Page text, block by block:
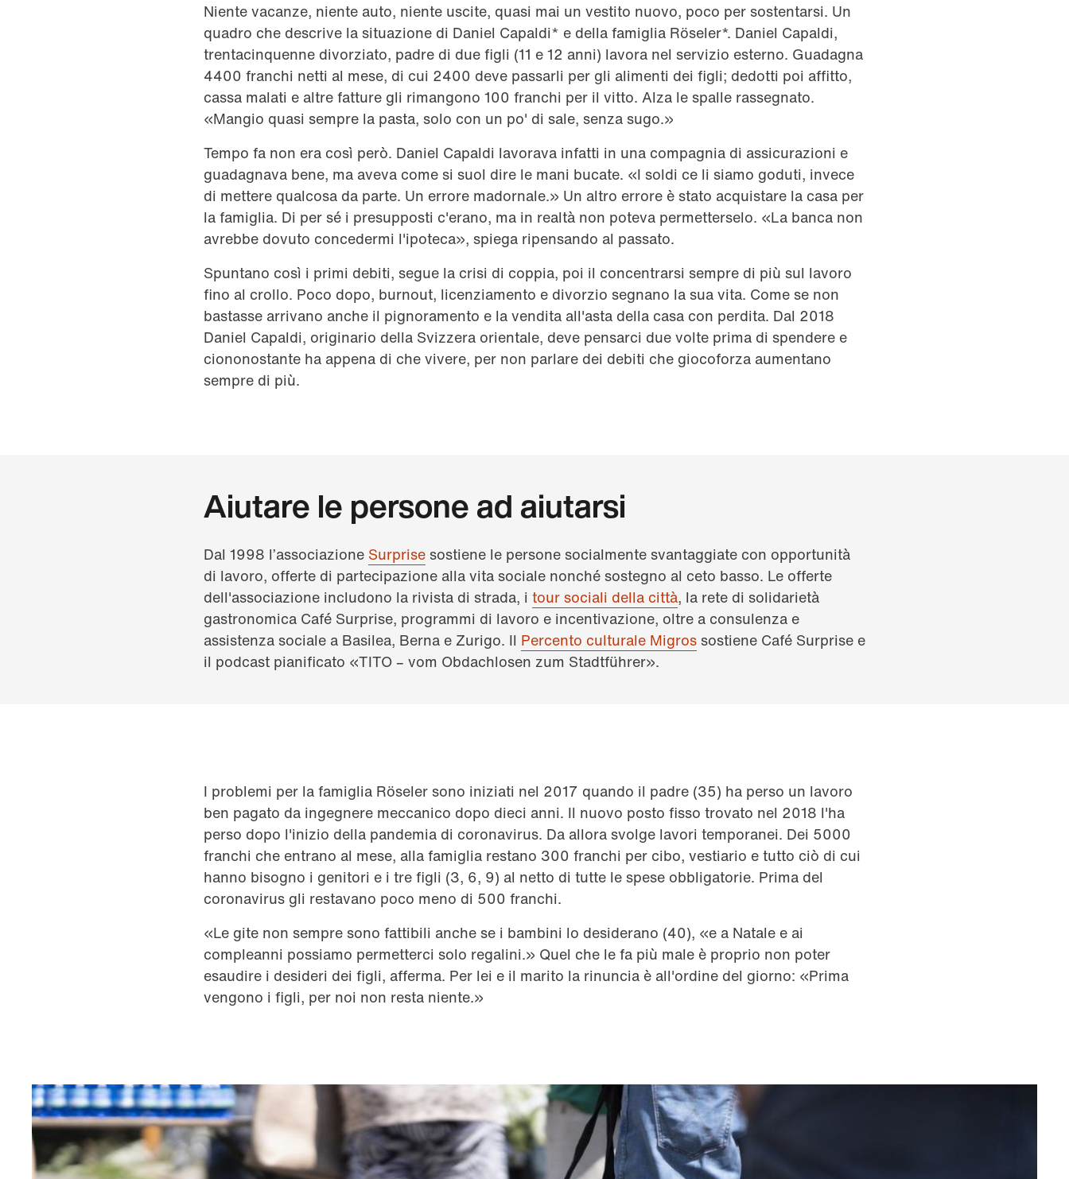
Niente vacanze, niente auto, niente uscite, quasi mai un vestito nuovo, poco per sostentarsi. Un
quadro che descrive la situazione di Daniel Capaldi* e della famiglia Röseler*. Daniel Capaldi,
trentacinquenne divorziato, padre di due figli (11 e 12 anni) lavora nel servizio esterno. Guadagna
4400 franchi netti al mese, di cui 2400 deve passarli per gli alimenti dei figli; dedotti poi affitto,
cassa malati e altre fatture gli rimangono 100 franchi per il vitto. Alza le spalle rassegnato.
«Mangio quasi sempre la pasta, solo con un po' di sale, senza sugo.»
Tempo fa non era così però. Daniel Capaldi lavorava infatti in una compagnia di assicurazioni e
guadagnava bene, ma aveva come si suol dire le mani bucate. «I soldi ce li siamo goduti, invece
di mettere qualcosa da parte. Un errore madornale.» Un altro errore è stato acquistare la casa per
la famiglia. Di per sé i presupposti c'erano, ma in realtà non poteva permetterselo. «La banca non
avrebbe dovuto concedermi l'ipoteca», spiega ripensando al passato.
Spuntano così i primi debiti, segue la crisi di coppia, poi il concentrarsi sempre di più sul lavoro
fino al crollo. Poco dopo, burnout, licenziamento e divorzio segnano la sua vita. Come se non
bastasse arrivano anche il pignoramento e la vendita all'asta della casa con perdita. Dal 2018
Daniel Capaldi, originario della Svizzera orientale, deve pensarci due volte prima di spendere e
ciononostante ha appena di che vivere, per non parlare dei debiti che giocoforza aumentano
sempre di più.
Aiutare le persone ad aiutarsi
Dal 1998 l’associazione Surprise sostiene le persone socialmente svantaggiate con opportunità
di lavoro, offerte di partecipazione alla vita sociale nonché sostegno al ceto basso. Le offerte
dell'associazione includono la rivista di strada, i tour sociali della città, la rete di solidarietà
gastronomica Café Surprise, programmi di lavoro e incentivazione, oltre a consulenza e
assistenza sociale a Basilea, Berna e Zurigo. Il Percento culturale Migros sostiene Café Surprise e
il podcast pianificato «TITO – vom Obdachlosen zum Stadtführer».
I problemi per la famiglia Röseler sono iniziati nel 2017 quando il padre (35) ha perso un lavoro
ben pagato da ingegnere meccanico dopo dieci anni. Il nuovo posto fisso trovato nel 2018 l'ha
perso dopo l'inizio della pandemia di coronavirus. Da allora svolge lavori temporanei. Dei 5000
franchi che entrano al mese, alla famiglia restano 300 franchi per cibo, vestiario e tutto ciò di cui
hanno bisogno i genitori e i tre figli (3, 6, 9) al netto di tutte le spese obbligatorie. Prima del
coronavirus gli restavano poco meno di 500 franchi.
«Le gite non sempre sono fattibili anche se i bambini lo desiderano (40), «e a Natale e ai
compleanni possiamo permetterci solo regalini.» Quel che le fa più male è proprio non poter
esaudire i desideri dei figli, afferma. Per lei e il marito la rinuncia è all'ordine del giorno: «Prima
vengono i figli, per noi non resta niente.»